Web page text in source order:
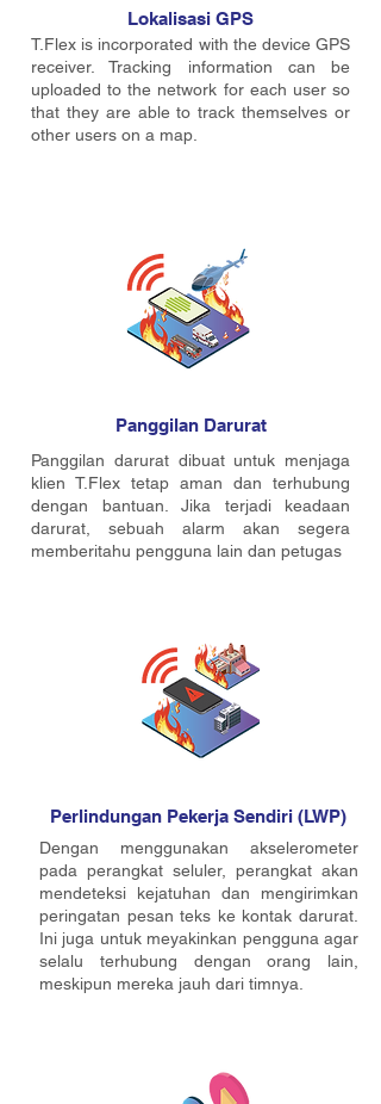
Lokalisasi GPS
T.Flex is incorporated with the device GPS
receiver. Tracking information can be
uploaded to the network for each user so
that they are able to track themselves or
other users on a map.
Panggilan Darurat
Panggilan darurat dibuat untuk menjaga
klien T.Flex tetap aman dan terhubung
dengan bantuan. Jika terjadi keadaan
darurat, sebuah alarm akan segera
memberitahu pengguna lain dan petugas
Perlindungan Pekerja Sendiri (LWP)
Dengan menggunakan akselerometer
pada perangkat seluler, perangkat akan
mendeteksi kejatuhan dan mengirimkan
peringatan pesan teks ke kontak darurat.
Ini juga untuk meyakinkan pengguna agar
selalu terhubung dengan orang lain,
meskipun mereka jauh dari timnya.